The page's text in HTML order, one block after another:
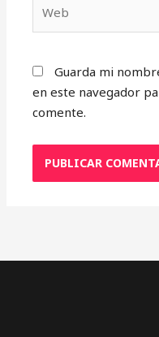
Guarda mi
en este navegador
comente.